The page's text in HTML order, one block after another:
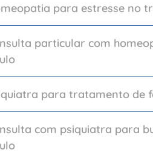
para estresse no
particular com
para tratamento de
com psiquiatra para